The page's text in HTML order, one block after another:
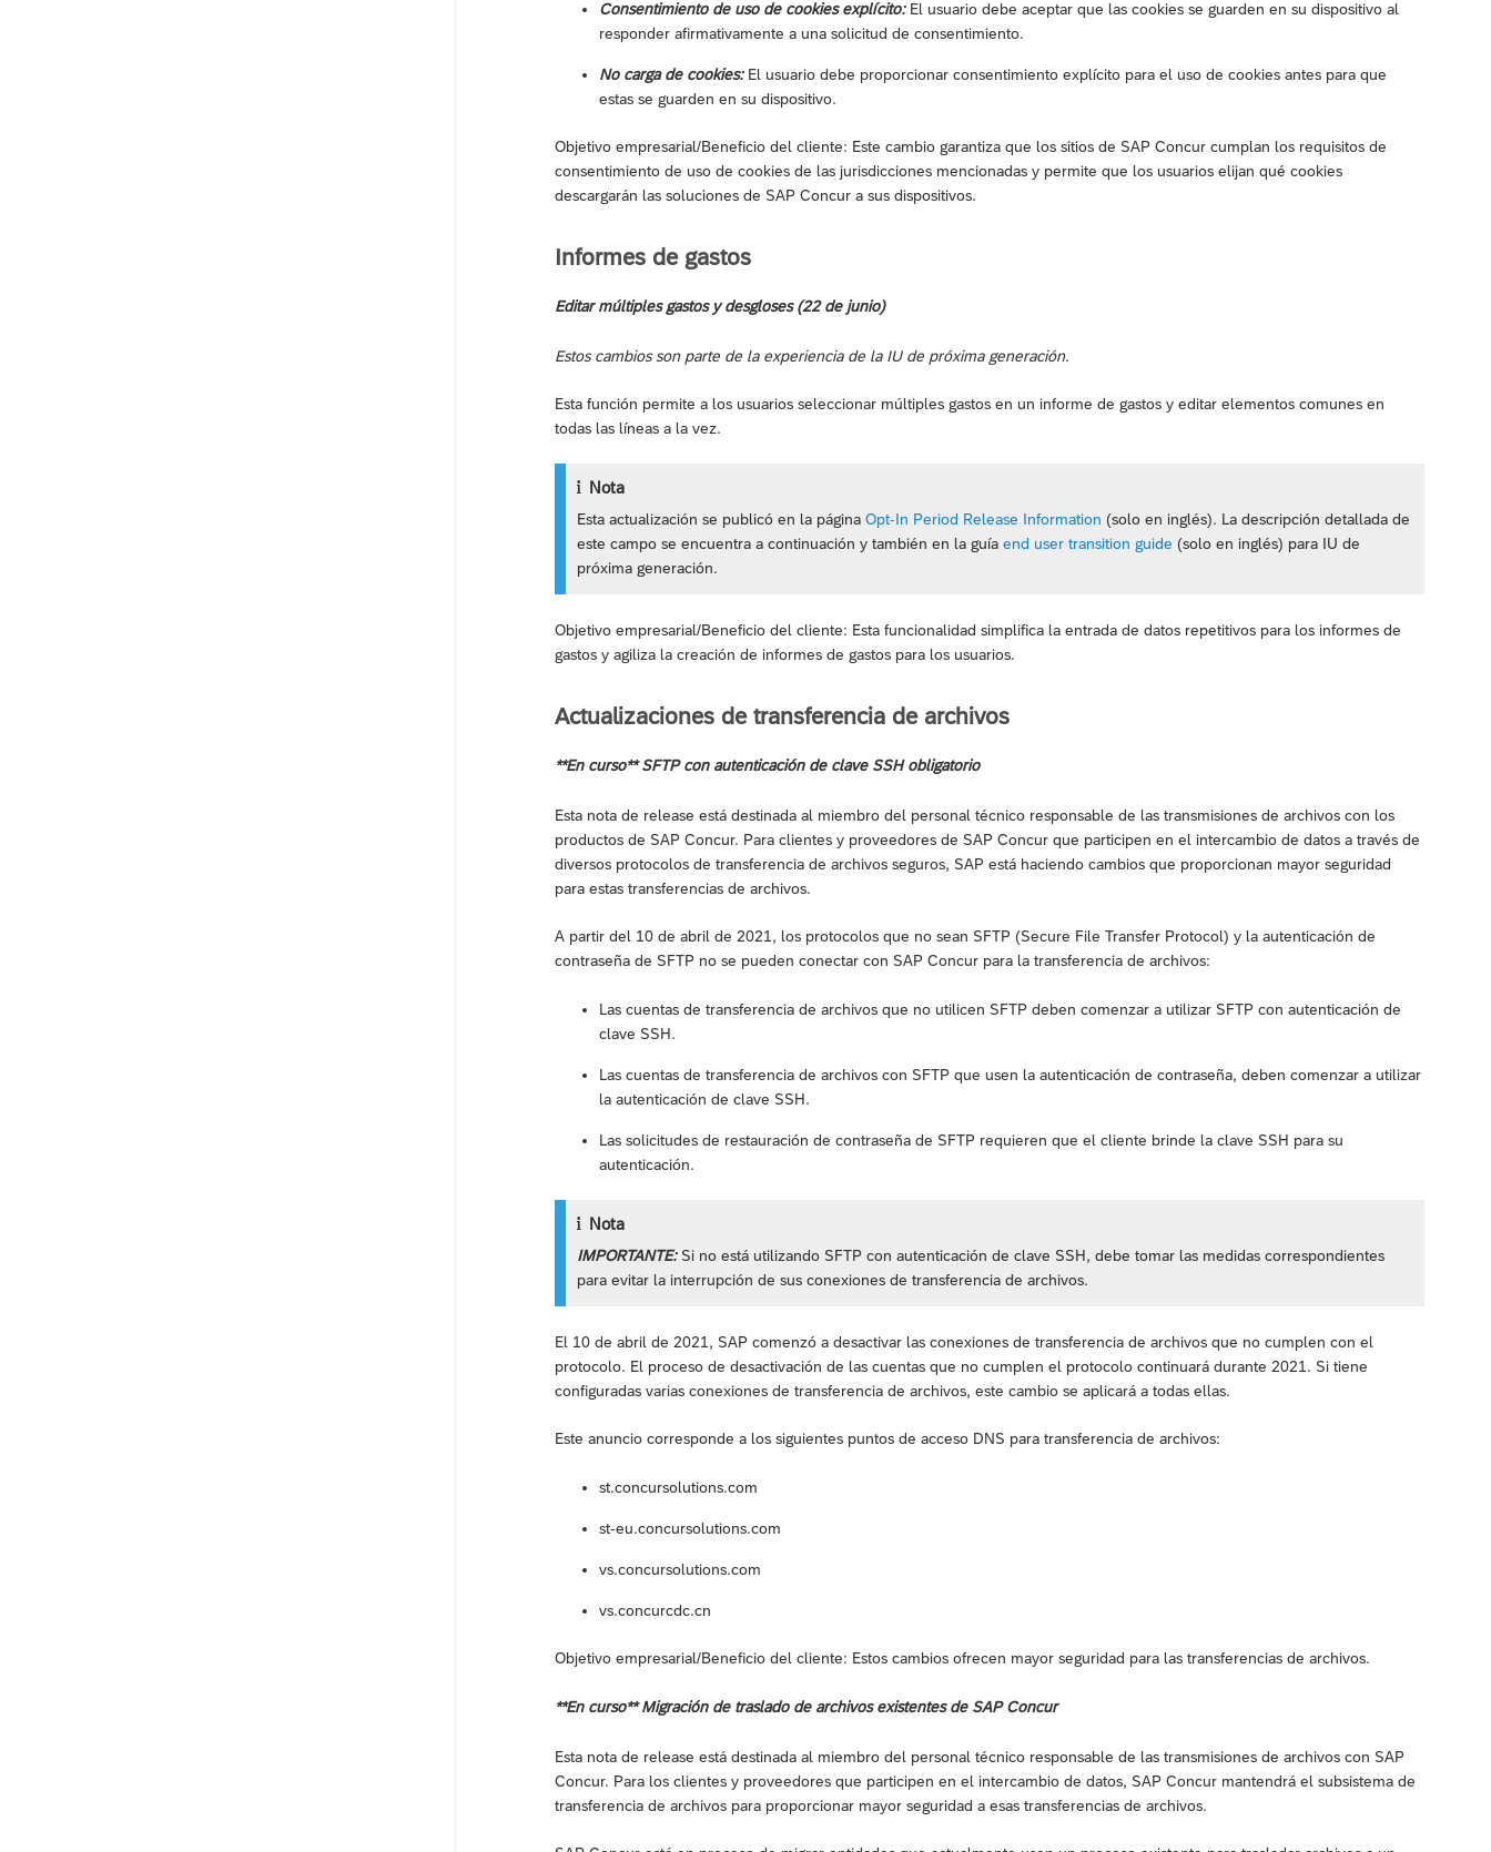
Consentimiento de uso de cookies explícito:El usuario debe aceptar que las cookies se guarden en su dispositivo al
responder afirmativamente a una solicitud de consentimiento.
No carga de cookies:El usuario debe proporcionar consentimiento explícito para el uso de cookies antes para que
estas se guarden en su dispositivo.
Objetivo empresarial/Beneficio del cliente: Este cambio garantiza que los sitios de SAP Concur cumplan los requisitos de
consentimiento de uso de cookies de las jurisdicciones mencionadas y permite que los usuarios elijan qué cookies
descargarán las soluciones de SAP Concur a sus dispositivos.
Informes de gastos
Editar múltiples gastos y desgloses (22 de junio)
Estos cambios son parte de la experiencia de la IU de próxima generación.
Esta función permite a los usuarios seleccionar múltiples gastos en un informe de gastos y editar elementos comunes en
todas las líneas a la vez.
Nota
Esta actualización se publicó en la páginaOpt-In Period Release Information (solo en inglés). La descripción detallada de
este campo se encuentra a continuación y también en la guíaend user transition guide (solo en inglés) para IU de
próxima generación.
Objetivo empresarial/Beneficio del cliente: Esta funcionalidad simplifica la entrada de datos repetitivos para los informes de
gastos y agiliza la creación de informes de gastos para los usuarios.
Actualizaciones de transferencia de archivos
**En curso** SFTP con autenticación de clave SSH obligatorio
Esta nota de release está destinada al miembro del personal técnico responsable de las transmisiones de archivos con los
productos de SAP Concur. Para clientes y proveedores de SAP Concur que participen en el intercambio de datos a través de
diversos protocolos de transferencia de archivos seguros, SAP está haciendo cambios que proporcionan mayor seguridad
para estas transferencias de archivos.
A partir del 10 de abril de 2021, los protocolos que no sean SFTP (Secure File Transfer Protocol) y la autenticación de
contraseña de SFTP no se pueden conectar con SAP Concur para la transferencia de archivos:
Las cuentas de transferencia de archivos que no utilicen SFTP deben comenzar a utilizar SFTP con autenticación de
clave SSH.
Las cuentas de transferencia de archivos con SFTP que usen la autenticación de contraseña, deben comenzar a utilizar
la autenticación de clave SSH.
Las solicitudes de restauración de contraseña de SFTP requieren que el cliente brinde la clave SSH para su
autenticación.
Nota
IMPORTANTE:Si no está utilizando SFTP con autenticación de clave SSH, debe tomar las medidas correspondientes
para evitar la interrupción de sus conexiones de transferencia de archivos.
El 10 de abril de 2021, SAP comenzó a desactivar las conexiones de transferencia de archivos que no cumplen con el
protocolo. El proceso de desactivación de las cuentas que no cumplen el protocolo continuará durante 2021. Si tiene
configuradas varias conexiones de transferencia de archivos, este cambio se aplicará a todas ellas.
Este anuncio corresponde a los siguientes puntos de acceso DNS para transferencia de archivos:
st.concursolutions.com
st-eu.concursolutions.com
vs.concursolutions.com
vs.concurcdc.cn
Objetivo empresarial/Beneficio del cliente: Estos cambios ofrecen mayor seguridad para las transferencias de archivos.
**En curso** Migración de traslado de archivos existentes de SAP Concur
Esta nota de release está destinada al miembro del personal técnico responsable de las transmisiones de archivos con SAP
Concur. Para los clientes y proveedores que participen en el intercambio de datos, SAP Concur mantendrá el subsistema de
transferencia de archivos para proporcionar mayor seguridad a esas transferencias de archivos.